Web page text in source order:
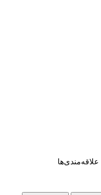
علاقه‌مندی‌ها